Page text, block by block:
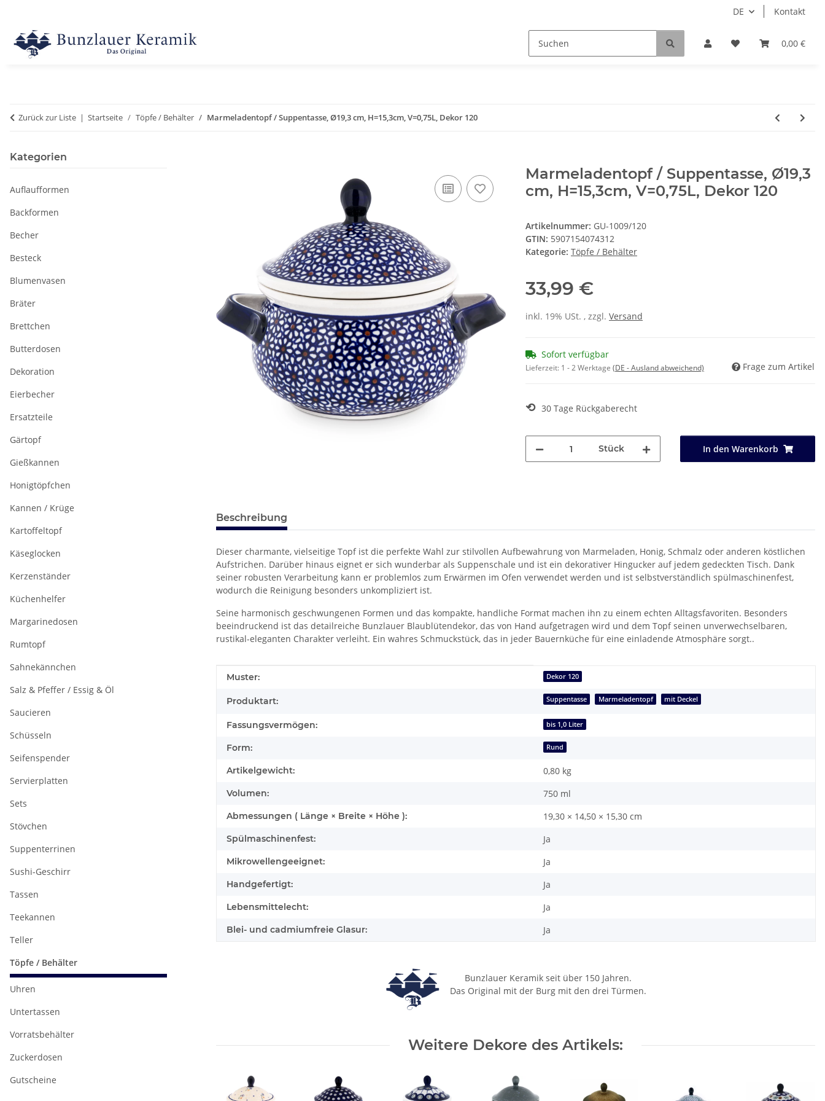
DE Kontakt
0,00 €
Zurück zur Liste Startseite Töpfe / Behälter Marmeladentopf / Suppentasse, Ø19,3 cm, H=15,3cm, V=0,75L, Dekor 120
Marmeladentopf / Suppentasse, Ø19,3
cm, H=15,3cm, V=0,75L, Dekor 120
Artikelnummer: GU-1009/120
GTIN: 5907154074312
Kategorie: Töpfe / Behälter
33,99 €
inkl. 19% USt. , zzgl. Versand
Sofort verfügbar
Lieferzeit: 1 - 2 Werktage (DE - Ausland abweichend) Frage zum Artikel
⟲ 30 Tage Rückgaberecht
Stück In den Warenkorb
Beschreibung
Dieser charmante, vielseitige Topf ist die perfekte Wahl zur stilvollen Aufbewahrung von Marmeladen, Honig, Schmalz oder anderen köstlichen
Aufstrichen. Darüber hinaus eignet er sich wunderbar als Suppenschale und ist ein dekorativer Hingucker auf jedem gedeckten Tisch. Dank
seiner robusten Verarbeitung kann er problemlos zum Erwärmen im Ofen verwendet werden und ist selbstverständlich spülmaschinenfest,
wodurch die Reinigung besonders unkompliziert ist.
Seine harmonisch geschwungenen Formen und das kompakte, handliche Format machen ihn zu einem echten Alltagsfavoriten. Besonders
beeindruckend ist das detailreiche Bunzlauer Blaublütendekor, das von Hand aufgetragen wird und dem Topf seinen unverwechselbaren,
rustikal-eleganten Charakter verleiht. Ein wahres Schmuckstück, das in jeder Bauernküche für eine einladende Atmosphäre sorgt..
Produkteigenschaft
Wert
Muster: Dekor 120
Produktart: Suppentasse Marmeladentopf mit Deckel
Fassungsvermögen: bis 1,0 Liter
Form: Rund
Artikelgewicht: 0,80 kg
Volumen: 750 ml
Abmessungen ( Länge × Breite × Höhe ): 19,30 × 14,50 × 15,30 cm
Spülmaschinenfest: Ja
Mikrowellengeeignet: Ja
Handgefertigt: Ja
Lebensmittelecht: Ja
Blei- und cadmiumfreie Glasur: Ja
Bunzlauer Keramik seit über 150 Jahren.
Das Original mit der Burg mit den drei Türmen.
Weitere Dekore des Artikels:
Kategorien
Auflaufformen
Backformen
Becher
Besteck
Blumenvasen
Bräter
Brettchen
Butterdosen
Dekoration
Eierbecher
Ersatzteile
Gärtopf
Gießkannen
Honigtöpfchen
Kannen / Krüge
Kartoffeltopf
Käseglocken
Kerzenständer
Küchenhelfer
Margarinedosen
Rumtopf
Sahnekännchen
Salz & Pfeffer / Essig & Öl
Saucieren
Schüsseln
Seifenspender
Servierplatten
Sets
Stövchen
Suppenterrinen
Sushi-Geschirr
Tassen
Teekannen
Teller
Töpfe / Behälter
Uhren
Untertassen
Vorratsbehälter
Zuckerdosen
Gutscheine